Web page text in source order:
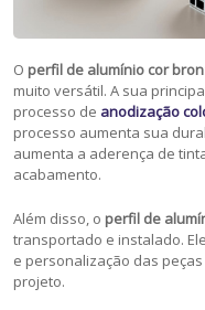
O perfil de alumínio cor
muito versátil. A sua
processo de anodização
processo aumenta sua
aumenta a aderença de
acabamento.
Além disso, o perfil de
transportado e instalado.
e personalização das
projeto.